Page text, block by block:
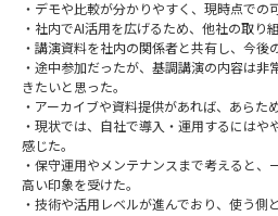
・デモや比較が分かりやすく、現時点での
・社内でAI活用を広げるため、他社の取り
・講演資料を社内の関係者と共有し、今後
・途中参加だったが、基調講演の内容は
きたいと思った。
・アーカイブや資料提供があれば、あらた
・現状では、自社で導入・運用するにはや
感じた。
・保守運用やメンテナンスまで考えると
高い印象を受けた。
・技術や活用レベルが進んでおり、使う